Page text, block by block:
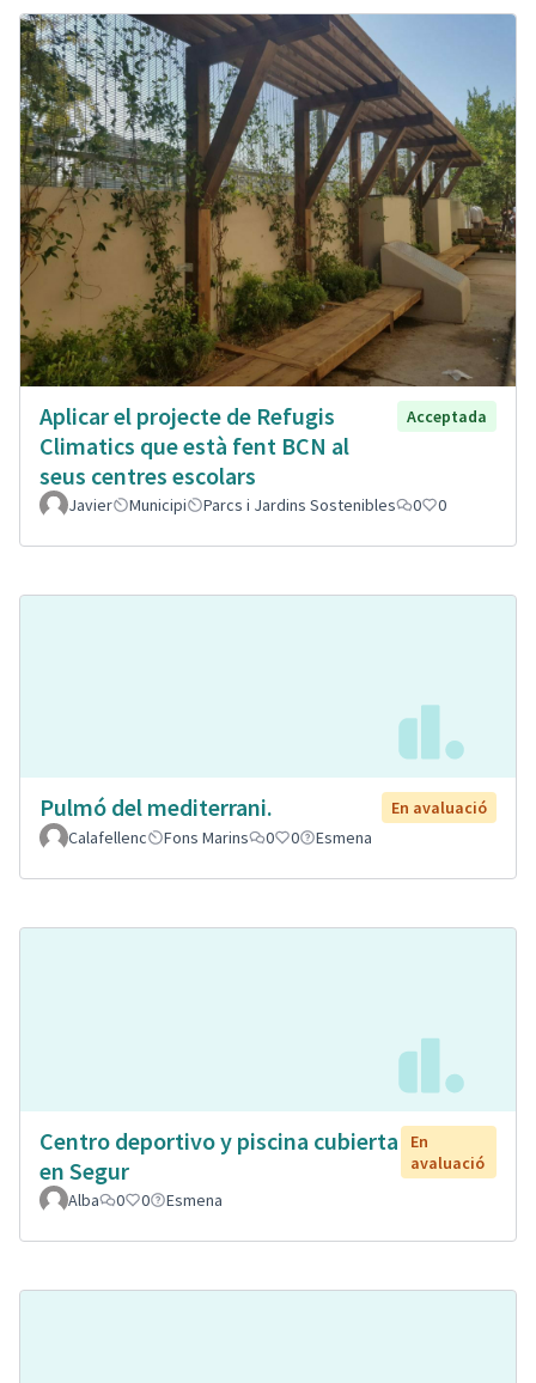
Aplicar el projecte de Refugis
Climatics que està fent BCN al
seus centres escolars
Acceptada
Javier Municipi Parcs i Jardins Sostenibles 0 0
Pulmó del mediterrani.
En avaluació
Calafellenc
Fons Marins 0 0 Esmena
Centro deportivo y piscina cubierta
en Segur
En
avaluació
Alba
0 0 Esmena